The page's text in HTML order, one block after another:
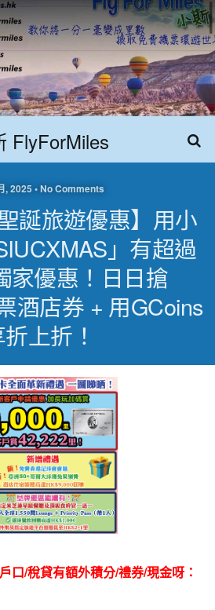
FlyForMiles
, 2025 • No Comments
誕旅遊優惠】用小
」有超過
家優惠！日日搶
酒店券 + 用GCoins
上折！
口/稅貸有額外積分/禮券/現金呀：